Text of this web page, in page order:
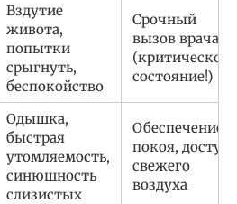
Вздутие
живота,
попытки
срыгнуть,
беспокойство
Срочный
вызов врача
(критическое
состояние!)
Одышка,
быстрая
утомляемость,
синюшность
слизистых
Обеспечение
покоя, доступ
свежего
воздуха